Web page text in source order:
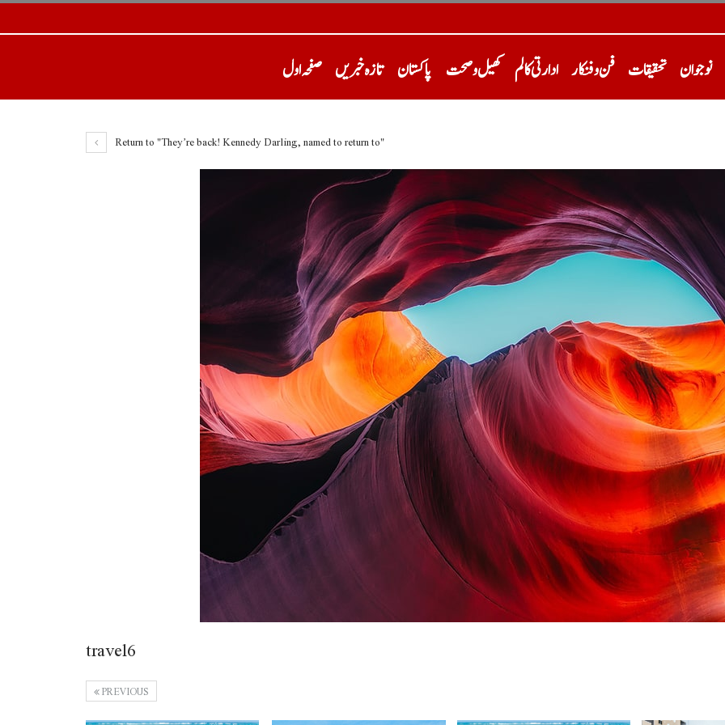
صفحہ اول تازہ خبریں پاکستان کھیل و صحت ادارتی کالم فن و فنکار تحقیقات نوجوان
Return to "They’re back! Kennedy Darling, named to return to"
travel6
PREVIOUS